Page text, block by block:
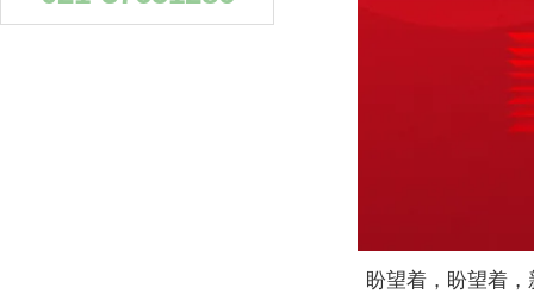
盼望着，盼望着